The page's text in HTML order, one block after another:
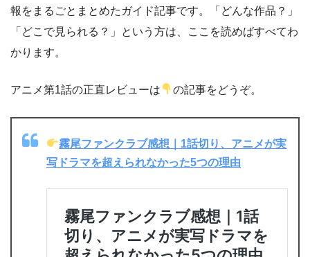
報をまるごとまとめたガイド記事です。「どんな作品？」
「どこで見られる？」という方は、ここを読めばすべてわ
かります。
アニメ第1話の正直レビューは の記事をどうぞ。
霧尾ファンクラブ感想｜1話切り、アニメが実
写ドラマを超えられなかった5つの理由